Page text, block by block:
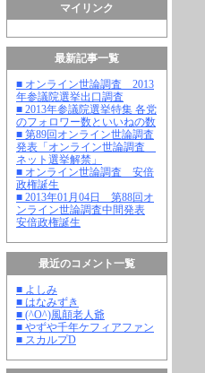
マイリンク
最新記事一覧
■ オンライン世論調査 2013
年参議院選挙出口調査
■ 2013年参議院選挙特集 各党
のフォロワー数といいねの数
■ 第89回オンライン世論調査
発表「オンライン世論調査
ネット選挙解禁」
■ オンライン世論調査 安倍
政権誕生
■ 2013年01月04日 第88回オ
ンライン世論調査中間発表
安倍政権誕生
最近のコメント一覧
■ よしみ
■ はなみずき
■ (^O^)風顛老人爺
■ やずや千年ケフィアファン
■ スカルプD